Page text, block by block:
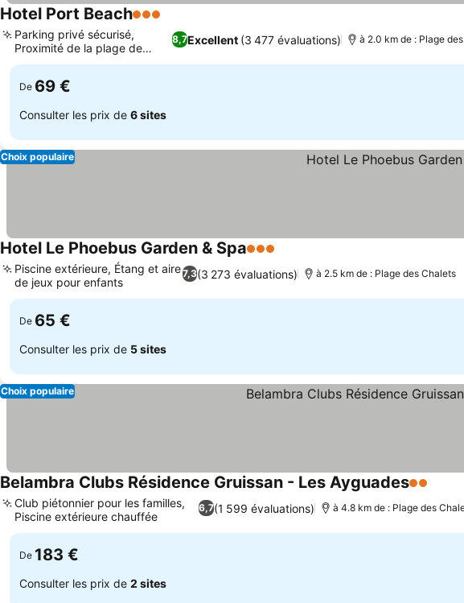
Hotel Port Beach3 Étoiles
8,7Excellent (3 477 évaluations)
Parking privé sécurisé,
Proximité de la plage de
Grazel
à 2.0 km de : Plage
De 69 €
Consulter les prix de 6 sites
Choix populaire
Hotel Le Phoebus Garden & Spa3 Étoiles
7,3(3 273 évaluations)
Piscine extérieure, Étang et aire
de jeux pour enfants
à 2.5 km de : Plage des Chalets
De 65 €
Consulter les prix de 5 sites
Choix populaire
Belambra Clubs Résidence Gruissan - Les Ayguades2 Étoiles
6,7(1 599 évaluations)
Club piétonnier pour les familles,
Piscine extérieure chauffée
à 4.8 km de : Plage des
De 183 €
Consulter les prix de 2 sites